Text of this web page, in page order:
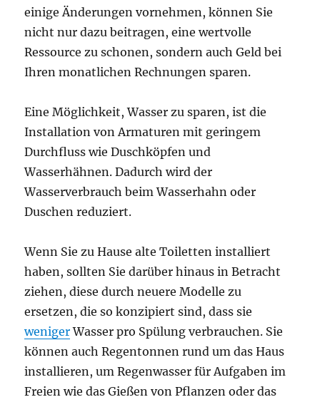
einige Änderungen vornehmen, können Sie
nicht nur dazu beitragen, eine wertvolle
Ressource zu schonen, sondern auch Geld bei
Ihren monatlichen Rechnungen sparen.
Eine Möglichkeit, Wasser zu sparen, ist die
Installation von Armaturen mit geringem
Durchfluss wie Duschköpfen und
Wasserhähnen. Dadurch wird der
Wasserverbrauch beim Wasserhahn oder
Duschen reduziert.
Wenn Sie zu Hause alte Toiletten installiert
haben, sollten Sie darüber hinaus in Betracht
ziehen, diese durch neuere Modelle zu
ersetzen, die so konzipiert sind, dass sie
wenigerWasser pro Spülung verbrauchen. Sie
können auch Regentonnen rund um das Haus
installieren, um Regenwasser für Aufgaben im
Freien wie das Gießen von Pflanzen oder das